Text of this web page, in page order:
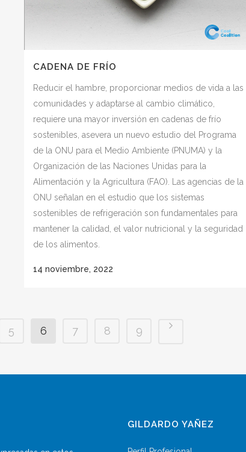
CADENA DE FRÍO
Reducir el hambre, proporcionar medios de vida a las
comunidades y adaptarse al cambio climático,
requiere una mayor inversión en cadenas de frío
sostenibles, asevera un nuevo estudio del Programa
de la ONU para el Medio Ambiente (PNUMA) y la
Organización de las Naciones Unidas para la
Alimentación y la Agricultura (FAO). Las agencias de la
ONU señalan en el estudio que los sistemas
sostenibles de refrigeración son fundamentales para
mantener la calidad, el valor nutricional y la seguridad
de los alimentos.
14 noviembre, 2022
5 6 7 8 9
GILDARDO YAÑEZ